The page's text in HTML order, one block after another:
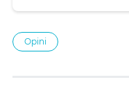
Opini